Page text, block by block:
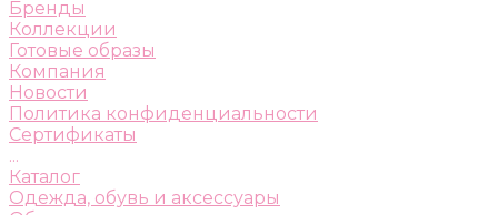
Бренды
Коллекции
Готовые образы
Компания
Новости
Политика конфиденциальности
Сертификаты
...
Каталог
Одежда, обувь и аксессуары